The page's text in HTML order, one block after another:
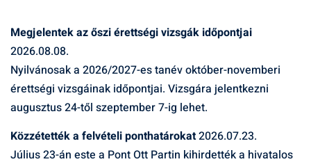
Megjelentek az őszi érettségi vizsgák időpontjai
2026.08.08.
Nyilvánosak a 2026/2027-es tanév október-novemberi
érettségi vizsgáinak időpontjai. Vizsgára jelentkezni
augusztus 24-től szeptember 7-ig lehet.
Közzétették a felvételi ponthatárokat2026.07.23.
Július 23-án este a Pont Ott Partin kihirdették a hivatalos